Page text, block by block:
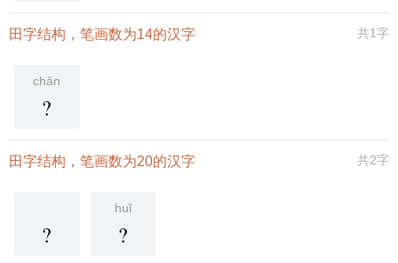
共1字
田字结构，笔画数为14的汉字
chǎn
?
共2字
田字结构，笔画数为20的汉字
?
huǐ
?